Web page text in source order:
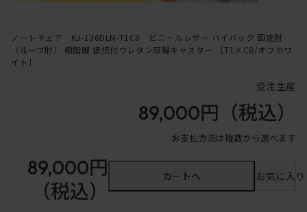
ノートチェア KJ-136DLM-T1C8 ビニールレザー ハイバック 固定肘
（ループ肘） 樹脂脚 抵抗付ウレタン双輪キャスター ［T1×C8/オフホワ
イト］
受注生産
89,000円 （税込）
お支払方法は複数から選べます
89,000円
（税込）
カートへ お気に入